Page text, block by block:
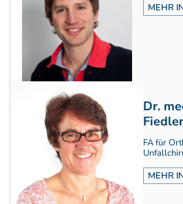
Muskel-Energie
Craniale Osteopathie I
Viszerale Ostepathie I
Integration
MFR/Lymphatics
BLT/LAS
Aufbauprogramm
Craniale Osteopathie II
Viszerale Osteopathie II
Still/FPR
spez. Osteop.
(HVLA)
MEHR
Dr.
Fiedler
FA für
MEHR